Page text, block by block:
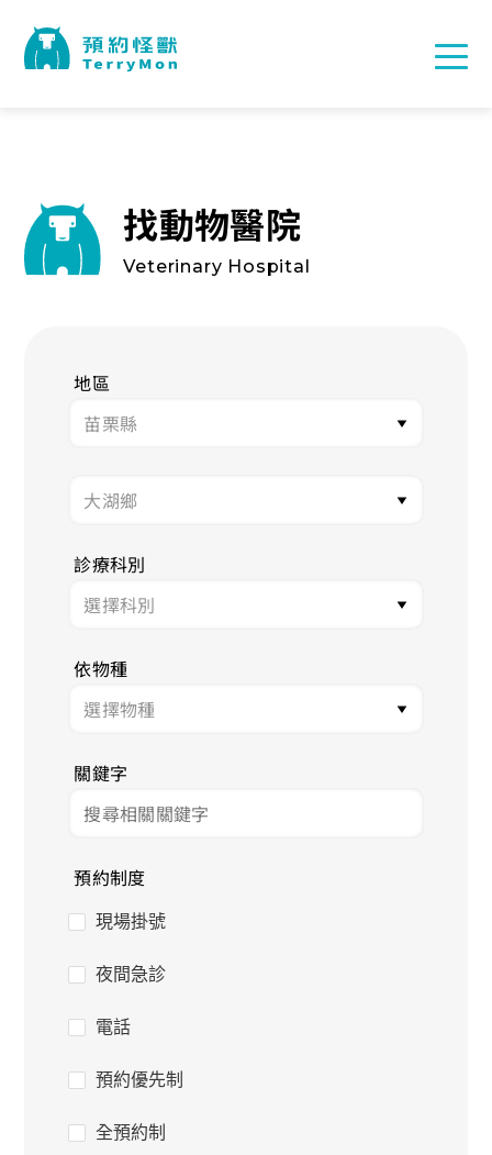
找動物醫院
Veterinary Hospital
地區
診療科別
依物種
關鍵字
預約制度
現場掛號
夜間急診
電話
預約優先制
全預約制